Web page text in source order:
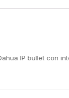
IP bullet con